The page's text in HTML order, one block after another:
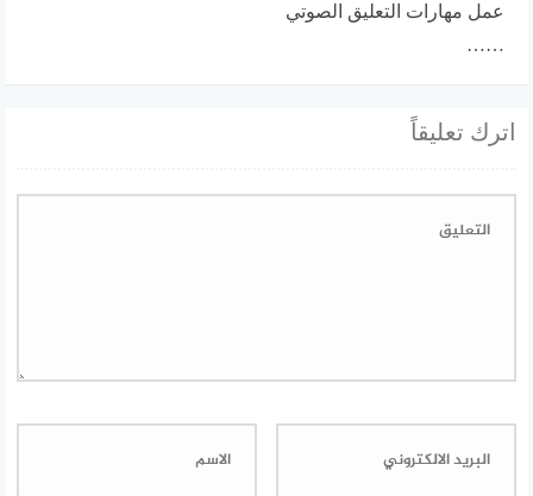
عمل مهارات التعليق الصوتي
اترك تعليقاً